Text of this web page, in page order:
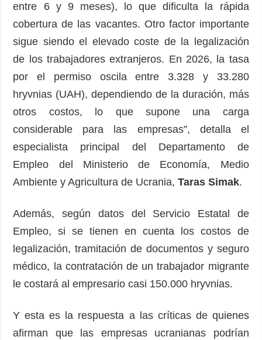
entre 6 y 9 meses), lo que dificulta la rápida
cobertura de las vacantes. Otro factor importante
sigue siendo el elevado coste de la legalización
de los trabajadores extranjeros. En 2026, la tasa
por el permiso oscila entre 3.328 y 33.280
hryvnias (UAH), dependiendo de la duración, más
otros costos, lo que supone una carga
considerable para las empresas”, detalla el
especialista principal del Departamento de
Empleo del Ministerio de Economía, Medio
Ambiente y Agricultura de Ucrania, Taras Simak.
Además, según datos del Servicio Estatal de
Empleo, si se tienen en cuenta los costos de
legalización, tramitación de documentos y seguro
médico, la contratación de un trabajador migrante
le costará al empresario casi 150.000 hryvnias.
Y esta es la respuesta a las críticas de quienes
afirman que las empresas ucranianas podrían